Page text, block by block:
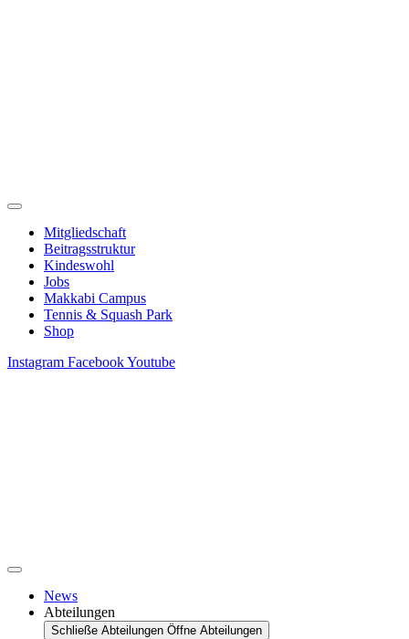
Mitgliedschaft
Beitragsstruktur
Kindeswohl
Jobs
Makkabi Campus
Tennis & Squash Park
Shop
Instagram FacebookYoutube
News
Abteilungen
Schließe Abteilungen Öffne Abteilungen